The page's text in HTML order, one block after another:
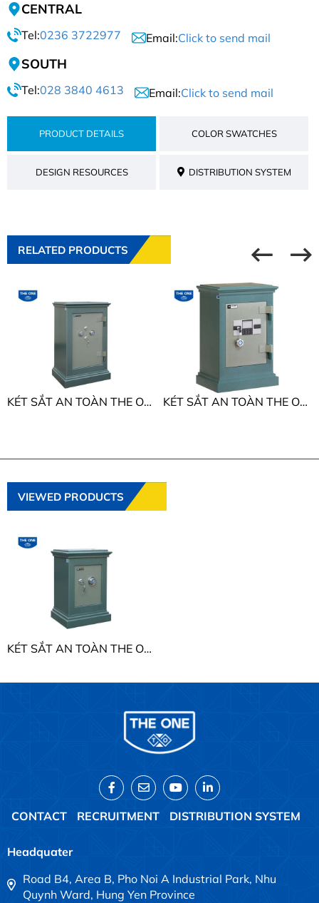
CENTRAL
Tel:0236 3722977 Email:Click to send mail
SOUTH
Tel:028 3840 4613 Email:Click to send mail
PRODUCT DETAILS COLOR SWATCHES
DESIGN RESOURCES DISTRIBUTION SYSTEM
RELATED PRODUCTS
KÉT SẮT AN TOÀN THE ONE KA181 KÉT SẮT AN TOÀN THE ONE KA40DT
VIEWED PRODUCTS
KÉT SẮT AN TOÀN THE ONE KA22
CONTACT RECRUITMENT DISTRIBUTION SYSTEM
Headquater
Road B4, Area B, Pho Noi A Industrial Park, Nhu
Quynh Ward, Hung Yen Province